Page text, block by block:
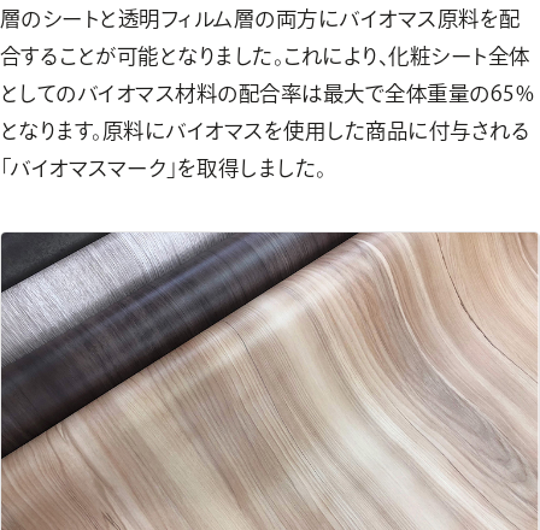
層のシートと透明フィルム層の両方にバイオマス原料を配
合することが可能となりました。これにより、化粧シート全体
としてのバイオマス材料の配合率は最大で全体重量の65%
となります。原料にバイオマスを使用した商品に付与される
「バイオマスマーク」を取得しました。